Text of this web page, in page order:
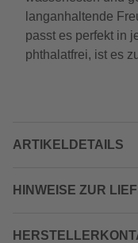
langanhaltende
passt es perfekt in
phthalatfrei, ist es
ARTIKELDETAILS
HINWEISE ZUR